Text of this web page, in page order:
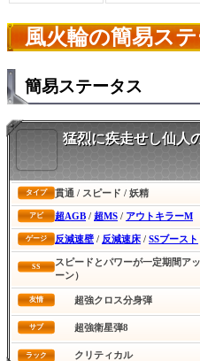
風火輪の簡易ス
簡易ステータス
猛烈に疾走せし仙人
タイプ 貫通 / スピード / 妖精
アビ 超AGB / 超MS / アウトキラーM
ゲージ 反減速壁 / 反減速床 / SSブースト
SS
スピードとパワーが一定期間ア
ーン）
友情 超強クロス分身弾
サブ 超強衛星弾8
ラック クリティカル